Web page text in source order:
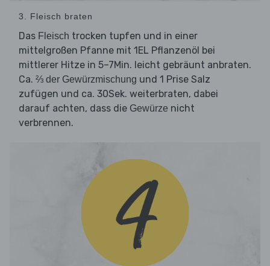
3. Fleisch braten
Das Fleisch trocken tupfen und in einer
mittelgroßen Pfanne mit 1EL Pflanzenöl bei
mittlerer Hitze in 5–7Min. leicht gebräunt anbraten.
Ca. ⅔ der Gewürzmischung und 1 Prise Salz
zufügen und ca. 30Sek. weiterbraten, dabei
darauf achten, dass die Gewürze nicht
verbrennen.